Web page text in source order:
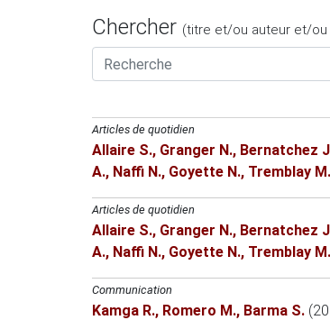
Chercher (titre et/ou auteur et/ou
Articles de quotidien
Allaire S., Granger N., Bernatchez
A., Naffi N., Goyette N., Tremblay M.
Articles de quotidien
Allaire S., Granger N., Bernatchez
A., Naffi N., Goyette N., Tremblay M.
Communication
Kamga R., Romero M., Barma S.